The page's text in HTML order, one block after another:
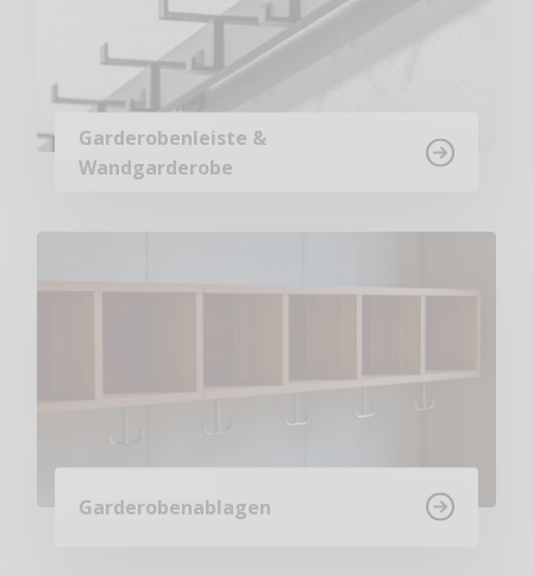
Garderobenleiste &
Wandgarderobe
Garderobenablagen